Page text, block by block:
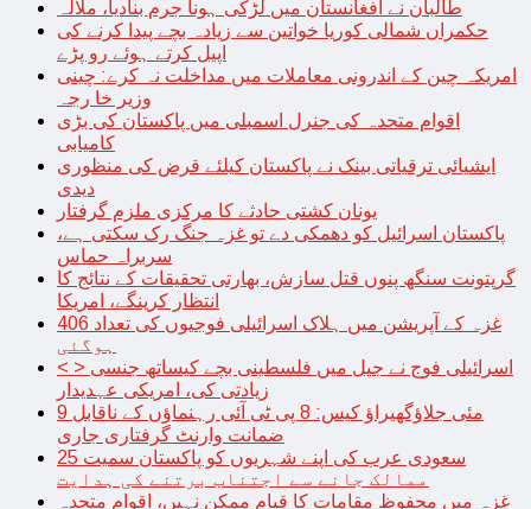
طالبان نے افغانستان میں لڑکی ہونا جرم بنادیا، ملالہ
حکمراں شمالی کوریا خواتین سے زیادہ بچے پیدا کرنے کی
اپیل کرتے ہوئے رو پڑے
امریکہ چین کے اندرونی معاملات میں مداخلت نہ کرے: چینی
وزیر خا رجہ
اقوام متحدہ کی جنرل اسمبلی میں پاکستان کی بڑی
کامیابی
ایشیائی ترقیاتی بینک نے پاکستان کیلئے قرض کی منظوری
دیدی
یونان کشتی حادثے کا مرکزی ملزم گرفتار
پاکستان اسرائیل کو دھمکی دے تو غزہ جنگ رک سکتی ہے،
سربراہ حماس
گرپتونت سنگھ پنوں قتل سازش، بھارتی تحقیقات کے نتائج کا
انتظار کرینگے، امریکا
غزہ کے آپریشن میں ہلاک اسرائیلی فوجیوں کی تعداد 406
ہوگئی
< > اسرائیلی فوج نے جیل میں فلسطینی بچے کیساتھ جنسی
زیادتی کی، امریکی عہدیدار
9 مئی جلاؤگھیراؤ کیس: 8 پی ٹی آئی رہنماؤں کے ناقابل
ضمانت وارنٹ گرفتاری جاری
سعودی عرب کی اپنے شہریوں کو پاکستان سمیت 25
ممالک جانے سے اجتناب برتنے کی ہدایت
غزہ میں محفوظ مقامات کا قیام ممکن نہیں، اقوام متحدہ